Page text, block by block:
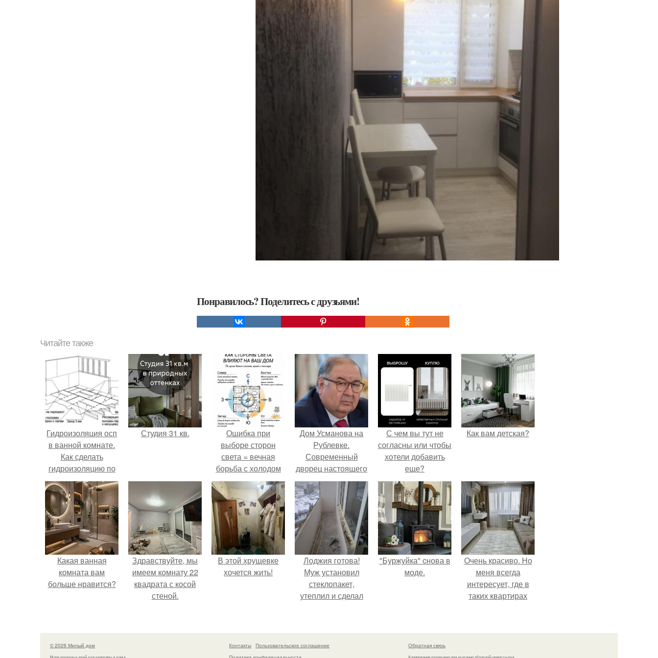
Понравилось? Поделитесь с друзьями!
Читайте также
Гидроизоляция осп
в ванной комнате.
Как сделать
гидроизоляцию по
листам OSB
Студия 31 кв.
Ошибка при
выборе сторон
света = вечная
борьба с холодом
или светом.
Дом Усманова на
Рублевке.
Современный
дворец настоящего
миллиардера
Алишера Усманова
С чем вы тут не
согласны или чтобы
хотели добавить
еще?
Как вам детская?
Какая ванная
комната вам
больше нравится?
Здравствуйте, мы
имеем комнату 22
квадрата с косой
стеной.
В этой хрущевке
хочется жить!
Лоджия готова!
Муж установил
стеклопакет,
утеплил и сделал
"Буржуйка" cнова в
моде.
Очень красиво. Но
меня всегда
интересует, где в
таких квартирах
© 2026 Милый дом
Море полезных идей для квартиры и дома
Контакты
Пользовательское соглашение
Обратная связь
Копирование разрешено при указании обратной гиперссылки.